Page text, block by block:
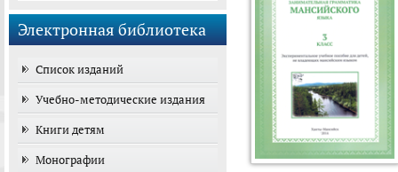
Электронная библиотека
Список изданий
Учебно-методические издания
Книги детям
Монографии